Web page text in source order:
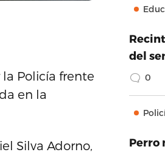
Policía frente
en la
Silva Adorno,
del
0
Perro